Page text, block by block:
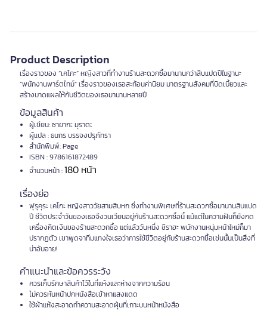
Product Description
เรื่องราวของ “เคโกะ” หญิงสาวที่ทำงานร้านสะดวกซื้อมานานกว่าสิบแปดปีในฐานะ
“พนักงานพาร์ตไทม์” เรื่องราวของเธอสะท้อนค่านิยม มาตรฐานสังคมที่บิดเบี้ยวและ
สร้างบาดแผลให้กับชีวิตของเธอมานานหลายปี
ข้อมูลสินค้า
ผู้เขียน: ซายากะ มุราตะ
ผู้แปล : ธนกร บรรจงปรุภัทรา
สำนักพิมพ์: Page
ISBN : 9786161872489
จำนวนหน้า :180 หน้า
เรื่องย่อ
ฟุรุคุระ เคโกะ หญิงสาววัยสามสิบหก ซึ่งทำงานพิเศษที่ร้านสะดวกซื้อมานานสิบแปด
ปี ชีวิตประจำวันของเธอจึงวนเวียนอยู่กับร้านสะดวกซื้อนี้ แม้แต่ในความฝันก็ยังกด
เครื่องคิดเงินของร้านสะดวกซื้อ แต่แล้ววันหนึ่ง ชิราฮะ พนักงานหนุ่มหน้าใหม่ก็มา
ปรากฏตัว เขาพูดจาทิ่มแทงใจเธอว่าการใช้ชีวิตอยู่กับร้านสะดวกซื้อเช่นนั้นเป็นสิ่งที่
น่าอับอาย!
คำแนะนำและข้อควรระวัง
ควรเก็บรักษาสินค้าไว้ในที่แห้งและห่างจากความร้อน
ไม่ควรหันหน้าปกหนังสือเข้าหาแสงแดด
ใช้ผ้าแห้งสะอาดทำความสะอาดฝุ่นที่เกาะบนหน้าหนังสือ